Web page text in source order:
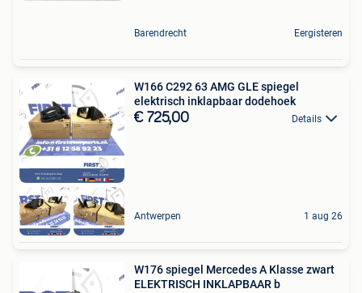
Barendrecht Eergisteren
W166 C292 63 AMG GLE spiegel
elektrisch inklapbaar dodehoek
€ 725,00 Details
Antwerpen 1 aug 26
W176 spiegel Mercedes A Klasse zwart
ELEKTRISCH INKLAPBAAR b